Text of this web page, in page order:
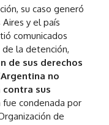
su caso generó
y el país
comunicados
la detención,
de sus derechos
Argentina no
sus
condenada por
de